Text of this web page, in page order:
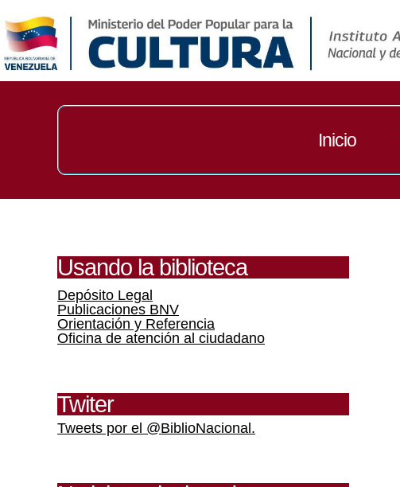
Inicio
Usando la biblioteca
Depósito Legal
Publicaciones BNV
Orientación y Referencia
Oficina de atención al ciudadano
Twiter
Tweets por el @BiblioNacional.